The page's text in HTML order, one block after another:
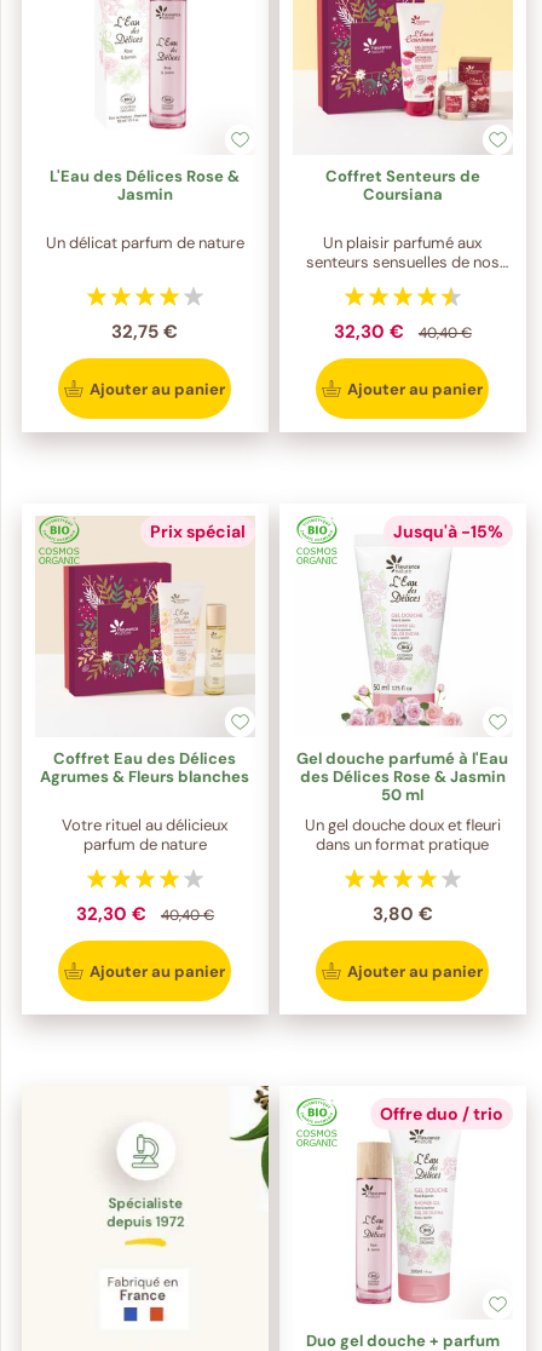
L'Eau des Délices Rose &
Jasmin
Un délicat parfum de nature
32,75 €
Ajouter au panier
Coffret Senteurs de
Coursiana
Un plaisir parfumé aux
senteurs sensuelles de nos
32,30 € 40,40 €
Ajouter au panier
Prix spécial
Coffret Eau des Délices
Agrumes & Fleurs blanches
Votre rituel au délicieux
parfum de nature
32,30 € 40,40 €
Ajouter au panier
Jusqu'à -15%
Gel douche parfumé à l'Eau
des Délices Rose & Jasmin
50 ml
Un gel douche doux et fleuri
dans un format pratique
3,80 €
Ajouter au panier
Offre duo / trio
Duo gel douche + parfum